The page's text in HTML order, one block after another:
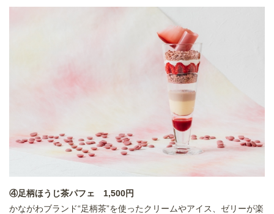
④足柄ほうじ茶パフェ 1,500円
かながわブランド“足柄茶”を使ったクリームやアイス、ゼリーが楽